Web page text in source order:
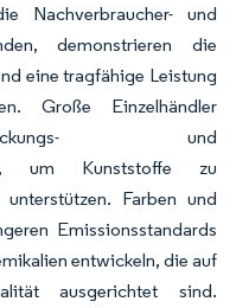
Nachverbraucher- und
demonstrieren die
eine tragfähige Leistung
Große Einzelhändler
und
um Kunststoffe zu
Farben und
Emissionsstandards
entwickeln, die auf
ausgerichtet sind.